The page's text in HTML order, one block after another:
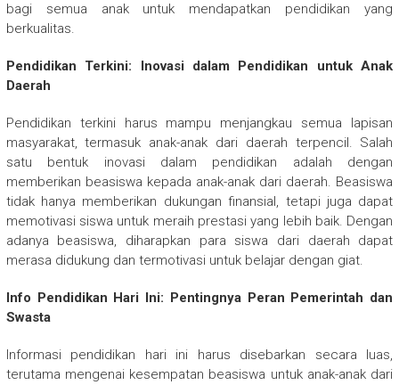
bagi semua anak untuk mendapatkan pendidikan yang
berkualitas.
Pendidikan Terkini: Inovasi dalam Pendidikan untuk Anak
Daerah
Pendidikan terkini harus mampu menjangkau semua lapisan
masyarakat, termasuk anak-anak dari daerah terpencil. Salah
satu bentuk inovasi dalam pendidikan adalah dengan
memberikan beasiswa kepada anak-anak dari daerah. Beasiswa
tidak hanya memberikan dukungan finansial, tetapi juga dapat
memotivasi siswa untuk meraih prestasi yang lebih baik. Dengan
adanya beasiswa, diharapkan para siswa dari daerah dapat
merasa didukung dan termotivasi untuk belajar dengan giat.
Info Pendidikan Hari Ini: Pentingnya Peran Pemerintah dan
Swasta
Informasi pendidikan hari ini harus disebarkan secara luas,
terutama mengenai kesempatan beasiswa untuk anak-anak dari